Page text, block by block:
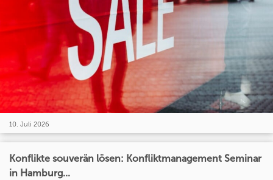
10. Juli 2026
Konflikte souverän lösen: Konfliktmanagement Seminar
in Hamburg...